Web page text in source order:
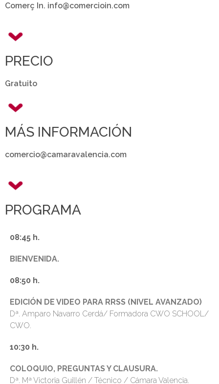
Comerç In. info@comercioin.com
PRECIO
Gratuito
MÁS INFORMACIÓN
comercio@camaravalencia.com
PROGRAMA
08:45 h.
BIENVENIDA.
08:50 h.
EDICIÓN DE VIDEO PARA RRSS (NIVEL AVANZADO)
Dª. Amparo Navarro Cerdá/ Formadora CWO SCHOOL/
CWO.
10:30 h.
COLOQUIO, PREGUNTAS Y CLAUSURA.
Dª. Mª Victoria Guillén / Técnico / Cámara Valencia.